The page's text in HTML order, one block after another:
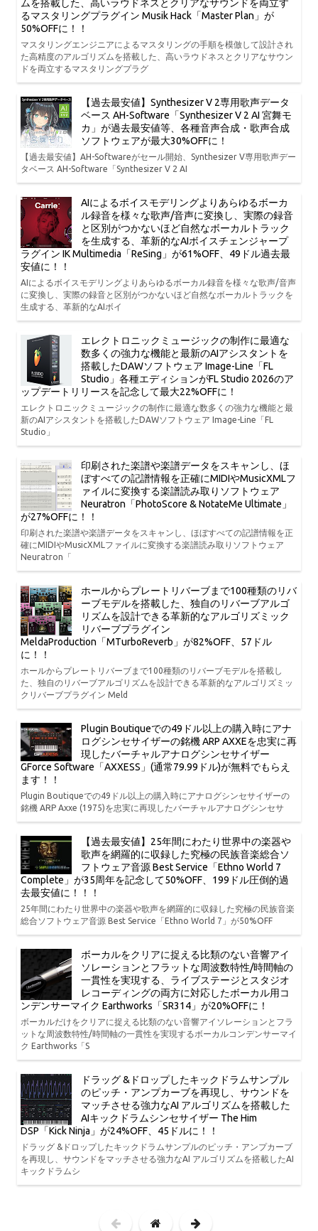
ムを搭載した、高いラウドネスとクリアなサウンドを両立す
るマスタリングプラグイン Musik Hack「Master Plan」が
50%OFFに！！
マスタリングエンジニアによるマスタリングの手順を模倣して設計され
た高精度のアルゴリズムを搭載した、高いラウドネスとクリアなサウン
ドを両立するマスタリングプラグ
【過去最安値】Synthesizer V 2専用歌声データ
ベース AH-Software「Synthesizer V 2 AI 宮舞モ
カ」が過去最安値等、各種音声合成・歌声合成
ソフトウェアが最大30%OFFに！
【過去最安値】AH-Softwareがセール開始、Synthesizer V専用歌声デー
タベース AH-Software「Synthesizer V 2 AI
AIによるボイスモデリングよりあらゆるボーカ
ル録音を様々な歌声/音声に変換し、実際の録音
と区別がつかないほど自然なボーカルトラック
を生成する、革新的なAIボイスチェンジャープ
ラグイン IK Multimedia「ReSing」が61%OFF、49ドル過去最
安値に！！
AIによるボイスモデリングよりあらゆるボーカル録音を様々な歌声/音声
に変換し、実際の録音と区別がつかないほど自然なボーカルトラックを
生成する、革新的なAIボイ
エレクトロニックミュージックの制作に最適な
数多くの強力な機能と最新のAIアシスタントを
搭載したDAWソフトウェア Image-Line「FL
Studio」各種エディションがFL Studio 2026のア
ップデートリリースを記念して最大22%OFFに！
エレクトロニックミュージックの制作に最適な数多くの強力な機能と最
新のAIアシスタントを搭載したDAWソフトウェア Image-Line「FL
Studio」
印刷された楽譜や楽譜データをスキャンし、ほ
ぼすべての記譜情報を正確にMIDIやMusicXMLフ
ァイルに変換する楽譜読み取りソフトウェア
Neuratron「PhotoScore & NotateMe Ultimate」
が27%OFFに！！
印刷された楽譜や楽譜データをスキャンし、ほぼすべての記譜情報を正
確にMIDIやMusicXMLファイルに変換する楽譜読み取りソフトウェア
Neuratron「
ホールからプレートリバーブまで100種類のリバ
ーブモデルを搭載した、独自のリバーブアルゴ
リズムを設計できる革新的なアルゴリズミック
リバーブプラグイン
MeldaProduction「MTurboReverb」が82%OFF、57ドル
に！！
ホールからプレートリバーブまで100種類のリバーブモデルを搭載し
た、独自のリバーブアルゴリズムを設計できる革新的なアルゴリズミッ
クリバーブプラグイン Meld
Plugin Boutiqueでの49ドル以上の購入時にアナ
ログシンセサイザーの銘機 ARP AXXEを忠実に再
現したバーチャルアナログシンセサイザー
GForce Software「AXXESS」(通常79.99ドル)が無料でもらえ
ます！！
Plugin Boutiqueでの49ドル以上の購入時にアナログシンセサイザーの
銘機 ARP Axxe (1975)を忠実に再現したバーチャルアナログシンセサ
【過去最安値】25年間にわたり世界中の楽器や
歌声を網羅的に収録した究極の民族音楽総合ソ
フトウェア音源 Best Service「Ethno World 7
Complete」が35周年を記念して50%OFF、199ドル圧倒的過
去最安値に！！！
25年間にわたり世界中の楽器や歌声を網羅的に収録した究極の民族音楽
総合ソフトウェア音源 Best Service「Ethno World 7」が50%OFF
ボーカルをクリアに捉える比類のない音響アイ
ソレーションとフラットな周波数特性/時間軸の
一貫性を実現する、ライブステージとスタジオ
レコーディングの両方に対応したボーカル用コ
ンデンサーマイク Earthworks「SR314」が20%OFFに！
ボーカルだけをクリアに捉える比類のない音響アイソレーションとフラ
ットな周波数特性/時間軸の一貫性を実現するボーカルコンデンサーマイ
ク Earthworks「S
ドラッグ &ドロップしたキックドラムサンプル
のピッチ・アンプカーブを再現し、サウンドを
マッチさせる強力なAI アルゴリズムを搭載した
AIキックドラムシンセサイザー The Him
DSP「Kick Ninja」が24%OFF、45ドルに！！
ドラッグ &ドロップしたキックドラムサンプルのピッチ・アンプカーブ
を再現し、サウンドをマッチさせる強力なAI アルゴリズムを搭載したAI
キックドラムシ